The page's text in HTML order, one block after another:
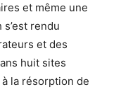
et même une
rendu
et des
huit sites
la résorption de